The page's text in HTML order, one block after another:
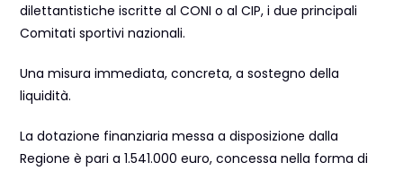
dilettantistiche iscritte al CONI o al CIP, i due principali
Comitati sportivi nazionali.
Una misura immediata, concreta, a sostegno della
liquidità.
La dotazione finanziaria messa a disposizione dalla
Regione è pari a 1.541.000 euro, concessa nella forma di